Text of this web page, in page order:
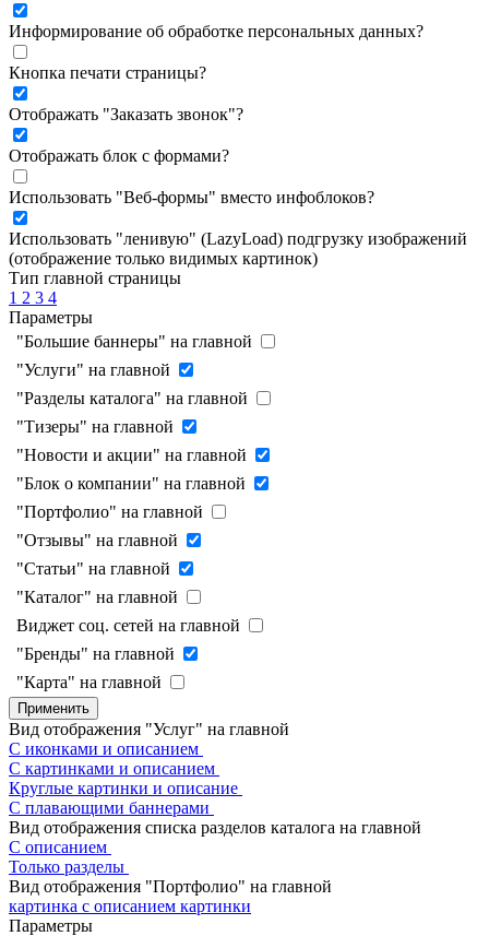
Информирование об обработке персональных данных?
Кнопка печати страницы?
Отображать "Заказать звонок"?
Отображать блок с формами?
Использовать "Веб-формы" вместо инфоблоков?
Использовать "ленивую" (LazyLoad) подгрузку изображений
(отображение только видимых картинок)
Тип главной страницы
1 2 3 4
Параметры
"Большие баннеры" на главной
"Услуги" на главной
"Разделы каталога" на главной
"Тизеры" на главной
"Новости и акции" на главной
"Блок о компании" на главной
"Портфолио" на главной
"Отзывы" на главной
"Статьи" на главной
"Каталог" на главной
Виджет соц. сетей на главной
"Бренды" на главной
"Карта" на главной
Применить
Вид отображения "Услуг" на главной
С иконками и описанием
С картинками и описанием
Круглые картинки и описание
С плавающими баннерами
Вид отображения списка разделов каталога на главной
С описанием
Только разделы
Вид отображения "Портфолио" на главной
картинка с описанием картинки
Параметры